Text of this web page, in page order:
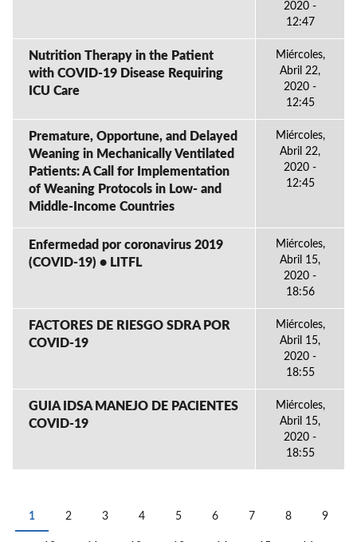
2020 -
12:47
Nutrition Therapy in the Patient
with COVID-19 Disease Requiring
ICU Care
Miércoles,
Abril 22,
2020 -
12:45
Premature, Opportune, and Delayed
Weaning in Mechanically Ventilated
Patients: A Call for Implementation
of Weaning Protocols in Low- and
Middle-Income Countries
Miércoles,
Abril 22,
2020 -
12:45
Enfermedad por coronavirus 2019
(COVID-19) • LITFL
Miércoles,
Abril 15,
2020 -
18:56
FACTORES DE RIESGO SDRA POR
COVID-19
Miércoles,
Abril 15,
2020 -
18:55
GUIA IDSA MANEJO DE PACIENTES
COVID-19
Miércoles,
Abril 15,
2020 -
18:55
PÁGINAS
1 2 3 4 5 6 7 8 9